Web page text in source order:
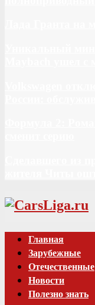
Vk
Главная
Зарубежные
Отечественные
Новости
Полезно знать